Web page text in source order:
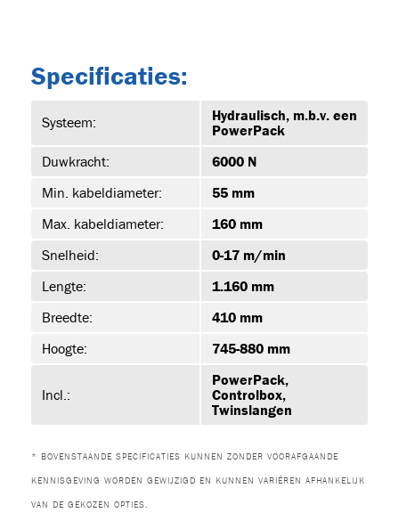
Specificaties:
Systeem:
Hydraulisch, m.b.v. een
PowerPack
Duwkracht:
6000 N
Min. kabeldiameter:
55 mm
Max. kabeldiameter:
160 mm
Snelheid:
0-17 m/min
Lengte:
1.160 mm
Breedte:
410 mm
Hoogte:
745-880 mm
Incl.:
PowerPack,
Controlbox,
Twinslangen
* BOVENSTAANDE SPECIFICATIES KUNNEN ZONDER VOORAFGAANDE
KENNISGEVING WORDEN GEWIJZIGD EN KUNNEN VARIËREN AFHANKELIJK
VAN DE GEKOZEN OPTIES.